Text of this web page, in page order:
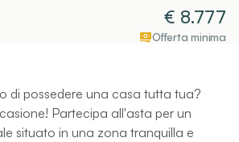
€ 8.777
Offerta minima
di possedere una casa tutta tua?
Partecipa all'asta per un
situato in una zona tranquilla e